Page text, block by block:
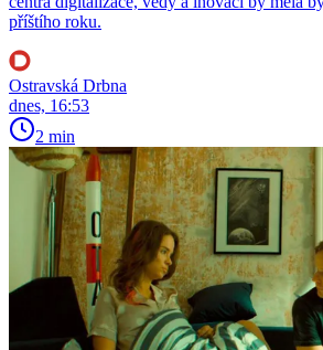
příštího roku.
Ostravská Drbna
dnes, 16:53
2 min